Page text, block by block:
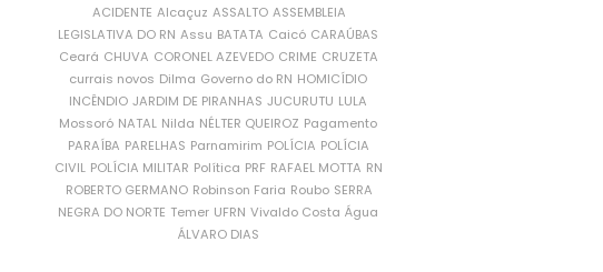
ACIDENTE Alcaçuz ASSALTO ASSEMBLEIA
LEGISLATIVA DO RN Assu BATATA Caicó CARAÚBAS
Ceará CHUVA CORONEL AZEVEDO CRIME CRUZETA
currais novos Dilma Governo do RN HOMICÍDIO
INCÊNDIO JARDIM DE PIRANHAS JUCURUTU LULA
Mossoró NATAL Nilda NÉLTER QUEIROZ Pagamento
PARAÍBA PARELHAS Parnamirim POLÍCIA POLÍCIA
CIVIL POLÍCIA MILITAR Política PRF RAFAEL MOTTA RN
ROBERTO GERMANO Robinson Faria Roubo SERRA
NEGRA DO NORTE Temer UFRN Vivaldo Costa Água
ÁLVARO DIAS